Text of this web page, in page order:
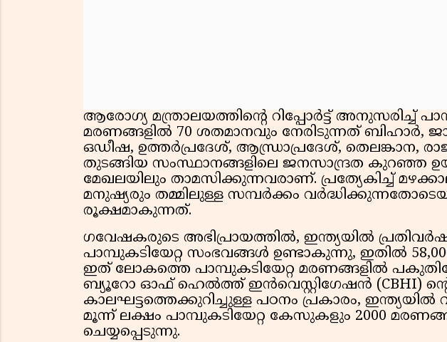
ആരോഗ്യ മന്ത്രാലയത്തിന്റെ റിപ്പോർട്ട് അനുസരിച്ച്
മരണങ്ങളിൽ 70 ശതമാനവും നേരിടുന്നത് ബിഹാർ,
ഒഡീഷ, ഉത്തർപ്രദേശ്, ആന്ധ്രാപ്രദേശ്, തെലങ്കാന,
തുടങ്ങിയ സംസ്ഥാനങ്ങളിലെ ജനസാന്ദ്രത കുറഞ്ഞ
മേഖലയിലും താമസിക്കുന്നവരാണ്. പ്രത്യേകിച്ച്
മനുഷ്യരും തമ്മിലുള്ള സമ്പർക്കം
രൂക്ഷമാകുന്നത്.
ഗവേഷകരുടെ അഭിപ്രായത്തിൽ, ഇന്ത്യയിൽ
പാമ്പുകടിയേറ്റ സംഭവങ്ങൾ ഉണ്ടാകുന്നു, ഇതിൽ
ഇത് ലോകത്തെ പാമ്പുകടിയേറ്റ മരണങ്ങളിൽ
ബ്യൂറോ ഓഫ് ഹെൽത്ത് ഇൻവെസ്റ്റിഗേഷൻ (CBHI) ന്റെ
കാലഘട്ടത്തെക്കുറിച്ചുള്ള പഠനം പ്രകാരം,
മൂന്ന് ലക്ഷം പാമ്പുകടിയേറ്റ കേസുകളും 2000
ചെയ്യപ്പെടുന്നു.